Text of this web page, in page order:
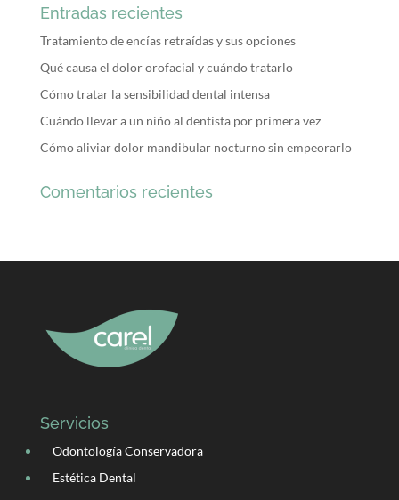
Entradas recientes
Tratamiento de encías retraídas y sus opciones
Qué causa el dolor orofacial y cuándo tratarlo
Cómo tratar la sensibilidad dental intensa
Cuándo llevar a un niño al dentista por primera vez
Cómo aliviar dolor mandibular nocturno sin empeorarlo
Comentarios recientes
Servicios
Odontología Conservadora
Estética Dental